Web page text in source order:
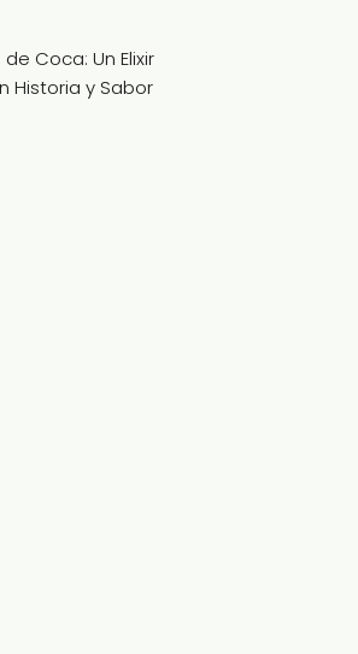
Coca: Un Elixir
Historia y Sabor